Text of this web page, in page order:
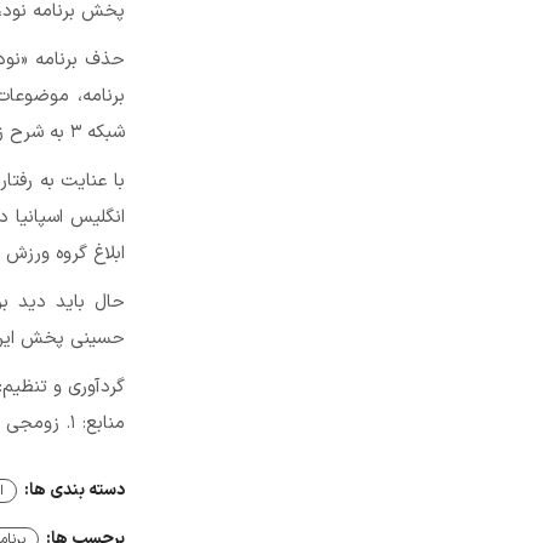
پخش برنامه
حذف برنامه
برنامه،
شبکه ۳ به شرح زیر، خبر پخش نشدن برنامه «نود» را اعلام کرده است:
با عنایت به
انگلیس
ابلاغ گروه
حال باید دید
حسینی پخش این
گردآوری و
منابع: ۱. زومجی ۲. فارس
دسته بندی ها: